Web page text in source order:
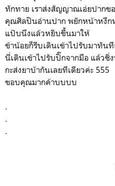
ทักทาย เราส่งสัญญาณเอ่ยปากข
คุณศิลปินอ่านปาก พยักหน้าหงึก
แป๊บนึงแล้วหยิบขึ้นมาให้
ข้าน้อยก็รีบเดินเข้าไปรับมาทันที
นี่เดินเข้าไปรับปิ๊กจากมือ แล้วชิ่
กะส่งยาบ้ากันเลยทีเดียวค่ะ 555
ขอบคุณมากค้าบบบบ
.
.
.